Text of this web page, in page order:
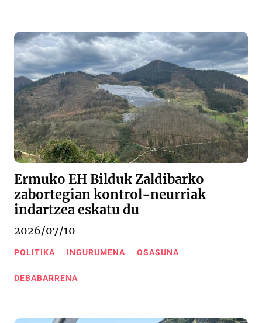
Ermuko EH Bilduk Zaldibarko
zabortegian kontrol-neurriak
indartzea eskatu du
2026/07/10
POLITIKA INGURUMENA OSASUNA
DEBABARRENA